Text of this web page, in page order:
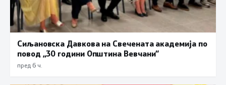
Сиљановска Давкова на Свечената академија по
повод „30 години Општина Вевчани“
пред 6 ч.